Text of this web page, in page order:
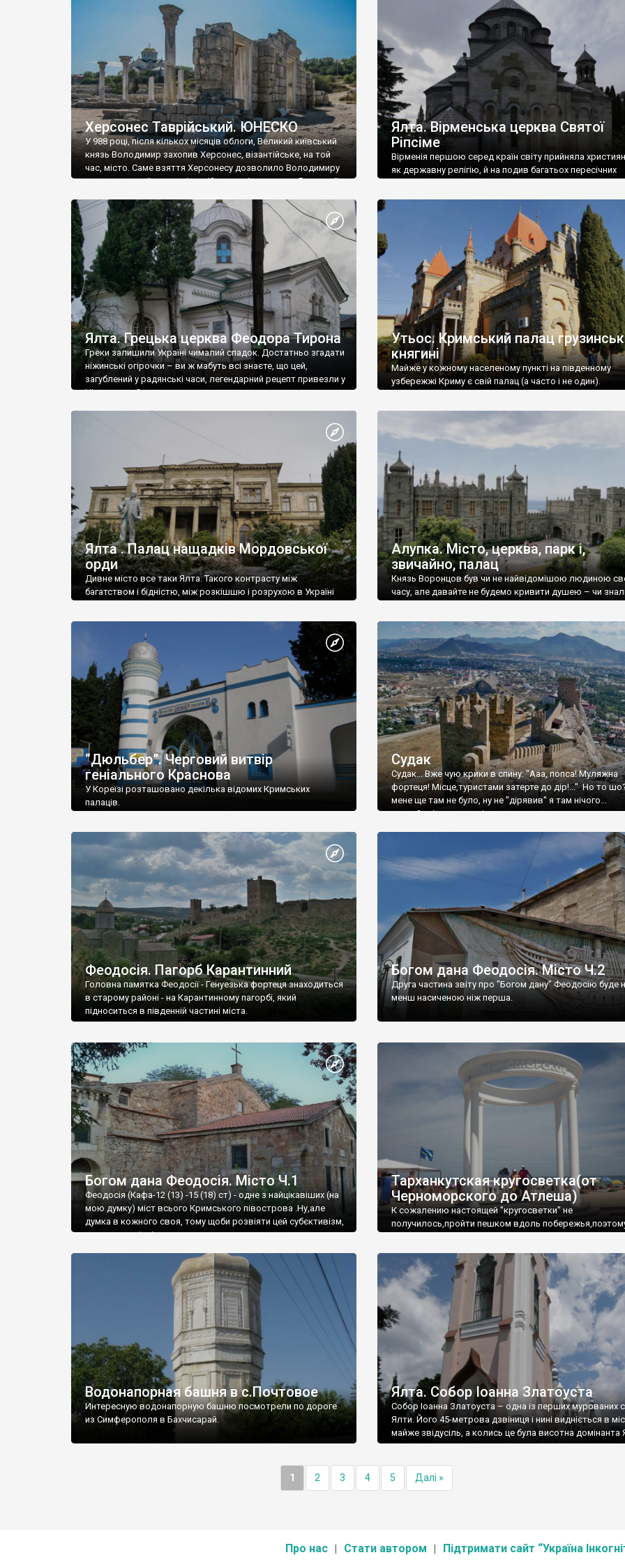
візантійської доби. Раритети викрадені з фондів об’єкту
культурної спадщини ЮНЕСКО «Херсонеса Таврійського».
Офіційно – на виставку «Золото Візантії», але експерти та
влада в Україні вважають це лише […]
називаються «повстяками» (postaki)…” “Вино. Крим
виробляє відмінне вино і його вдосталь: воно все
легке біле і дуже […]
Херсонес Таврійський. ЮНЕСКО
У 988 році, після кількох місяців облоги, Великий київський
князь Володимир захопив Херсонес, візантійське, на той
час, місто. Саме взяття Херсонесу дозволило Володимиру
диктувати свої умови візантійському імператору Василю ІІ,
Херсонесі Володимир-язичник, став Василем-
християнином. А потім було Хрещення Русі. На честь
Херсонесу Таврійського названо місто […]
Ялта. Вірменська церква Святої
Ріпсіме
Вірменія першою серед країн світу прийняла
як державну релігію, й на подив багатьох пересічних
Ялта. Грецька церква Феодора Тирона
Греки залишили Україні чималий спадок. Достатньо згадати
ніжинські огірочки – ви ж мабуть всі знаєте, що цей,
загублений у радянські часи, легендарний рецепт привезли у
Ніжин греки?
Утьос. Кримський палац
княгині
Майже у кожному населеному пункті на південному
узбережжі Криму є свій палац (а часто і не один).
Ялта . Палац нащадків Мордовської
орди
Дивне місто все таки Ялта. Такого контрасту між
багатством і бідністю, між розкішшю і розрухою в Україні
Алупка. Місто, церква, парк і,
звичайно, палац
Князь Воронцов був чи не найвідомішою людиною
часу, але давайте не будемо кривити душею – чи
“Дюльбер”. Черговий витвір
геніального Краснова
У Кореїзі розташовано декілька відомих Кримських
палаців.
Судак
Судак... Вже чую крики в спину: "Ааа, попса! Муляжна
фортеця! Місце,туристами затерте до дір!..." Но то
мене ще там не було, ну не "дірявив" я там нічого...
принаймні до цього літа.
Феодосія. Пагорб Карантинний
Головна памятка Феодосії - Генуезька фортеця знаходиться
в старому районі - на Карантинному пагорбі, який
підноситься в південній частині міста.
Богом дана Феодосія. Місто Ч.2
Друга частина звіту про "Богом дану" Феодосію буде
менш насиченою ніж перша.
Богом дана Феодосія. Місто Ч.1
Феодосія (Кафа-12 (13) -15 (18) ст) - одне з найцікавіших (на
мою думку) міст всього Кримського півострова .Ну,але
думка в кожного своя, тому щоби розвіяти цей субєктивізм,
запрошую відвідати це
Тарханкутская кругосветка(от
Черноморского до Атлеша)
К сожалению настоящей "кругосветки" не
получилось,пройти пешком вдоль
Водонапорная башня в с.Почтовое
Интересную водонапорную башню посмотрели по дороге
из Симферополя в Бахчисарай.
Ялта. Собор Іоанна Златоуста
Собор Іоанна Златоуста – одна із перших мурованих
Ялти. Його 45-метрова дзвіниця і нині видніється в
майже звідусіль, а колись це була висотна домінанта
1 2 3 4 5 Далі »
Про нас Стати автором Підтримати сайт “Україна